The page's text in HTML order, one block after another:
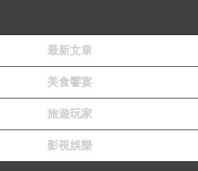
最新文章
美食饗宴
旅遊玩家
影視娛樂